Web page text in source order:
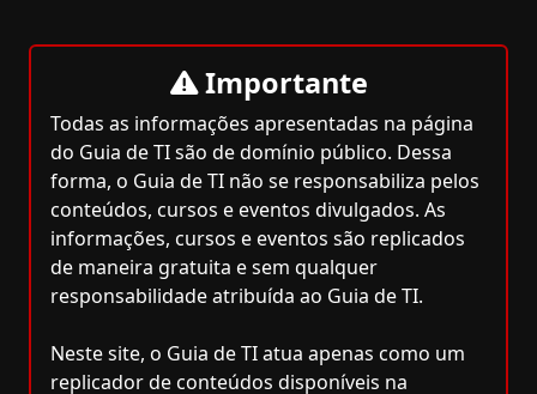
Importante
Todas as informações apresentadas na página
do Guia de TI são de domínio público. Dessa
forma, o Guia de TI não se responsabiliza pelos
conteúdos, cursos e eventos divulgados. As
informações, cursos e eventos são replicados
de maneira gratuita e sem qualquer
responsabilidade atribuída ao Guia de TI.
Neste site, o Guia de TI atua apenas como um
replicador de conteúdos disponíveis na